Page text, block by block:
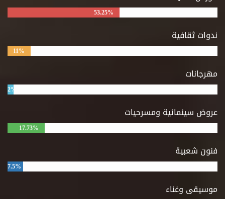
53.25%
ندوات ثقافية
11%
مهرجانات
2%
عروض سينمائية ومسرحيات
17.73%
فنون شعبية
7.5%
موسيقى وغناء